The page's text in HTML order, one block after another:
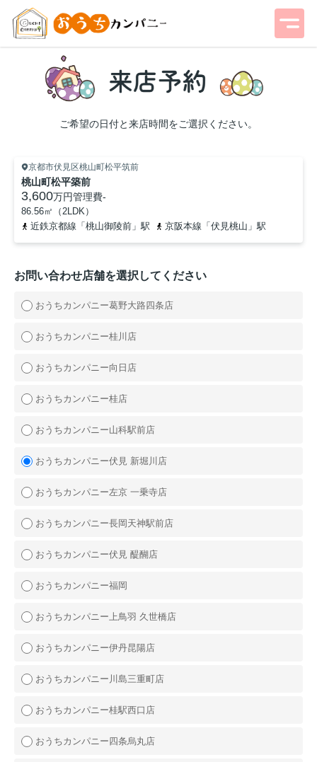
ご希望の日付と来店時間をご選択ください。
京都市伏見区桃山町松平筑前
桃山町松平築前
3,600万円管理費-
86.56㎡（2LDK）
近鉄京都線「桃山御陵前」駅
京阪本線「伏見桃山」駅
お問い合わせ店舗を選択してください
おうちカンパニー葛野大路四条店
おうちカンパニー桂川店
おうちカンパニー向日店
おうちカンパニー桂店
おうちカンパニー山科駅前店
おうちカンパニー伏見 新堀川店
おうちカンパニー左京 一乗寺店
おうちカンパニー長岡天神駅前店
おうちカンパニー伏見 醍醐店
おうちカンパニー福岡
おうちカンパニー上鳥羽 久世橋店
おうちカンパニー伊丹昆陽店
おうちカンパニー川島三重町店
おうちカンパニー桂駅西口店
おうちカンパニー四条烏丸店